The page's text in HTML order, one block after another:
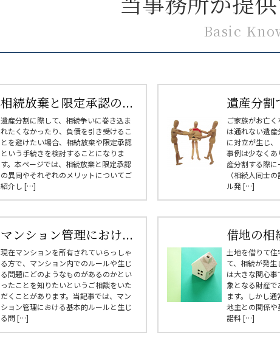
Basic
相続放棄と限定承認の...
遺産分割に際して、相続争いに巻き込ま
れたくなかったり、負債を引き受けるこ
とを避けたい場合、相続放棄や限定承認
という手続きを検討することになりま
す。本ページでは、相続放棄と限定承認
の異同やそれぞれのメリットについてご
紹介し […]
遺産分割
ご家族がお亡
は通れない遺
に対立が生じ、
事例は少なく
産分割する際
（相続人同士
ル発 […]
マンション管理におけ...
現在マンションを所有されていらっしゃ
る方で、マンション内でのルールや生じ
る問題にどのようなものがあるのかとい
ったことを知りたいというご相談をいた
だくことがあります。当記事では、マン
ション管理における基本的ルールと生じ
る問 […]
借地の相
土地を借りて住
て、相続が発
は大きな関心
象となる財産
ます。しかし通
地主との関係
諾料 […]